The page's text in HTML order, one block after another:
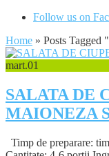
Follow us on
Home » Posts Tagged "
mart.01
SALATA DE
MAIONEZA
Timp de preparare: